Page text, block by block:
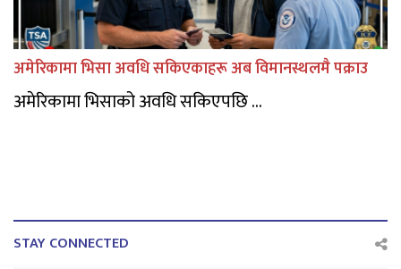
अमेरिकामा भिसा अवधि सकिएकाहरू अब विमानस्थलमै पक्राउ
अमेरिकामा भिसाको अवधि सकिएपछि ...
STAY CONNECTED